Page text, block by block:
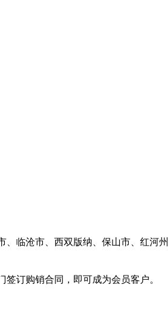
临沧市、西双版纳、保山市、红河
订购销合同，即可成为会员客户。